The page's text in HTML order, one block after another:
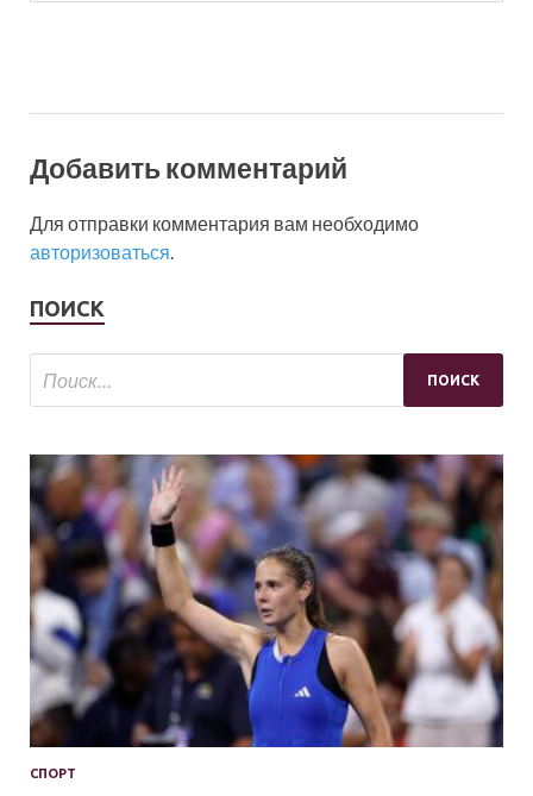
Добавить комментарий
Для отправки комментария вам необходимо
авторизоваться.
ПОИСК
СПОРТ